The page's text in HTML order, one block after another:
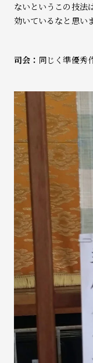
ないというこの技法
効いているなと思い
司会： 同じく準優秀